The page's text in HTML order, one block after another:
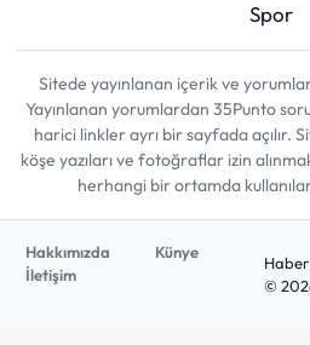
Spor
Sitede yayınlanan içerik ve
Yayınlanan yorumlardan 35Punto
harici linkler ayrı bir sayfada açılır.
köşe yazıları ve fotoğraflar izin
herhangi bir ortamda
Hakkımızda
Künye
İletişim
Haber
©